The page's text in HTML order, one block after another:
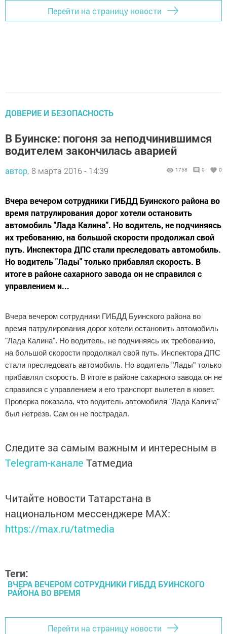
Перейти на страницу новости
ДОВЕРИЕ И БЕЗОПАСНОСТЬ
В Буинске: погоня за неподчинившимся
водителем закончилась аварией
автор, 8 марта 2016 - 14:39 1758 0 0
Вчера вечером сотрудники ГИБДД Буинского района во
время патрулирования дорог хотели остановить
автомобиль "Лада Калина". Но водитель, не подчиняясь
их требованию, на большой скорости продолжал свой
путь. Инспектора ДПС стали преследовать автомобиль.
Но водитель "Лады" только прибавлял скорость. В
итоге в районе сахарного завода он не справился с
управлением и...
Вчера вечером сотрудники ГИБДД Буинского района во
время патрулирования дорог хотели остановить автомобиль
"Лада Калина". Но водитель, не подчиняясь их требованию,
на большой скорости продолжал свой путь. Инспектора ДПС
стали преследовать автомобиль. Но водитель "Лады" только
прибавлял скорость. В итоге в районе сахарного завода он не
справился с управлением и его транспорт вылетел в кювет.
Проверка показала, что водитель автомобиля "Лада Калина"
был нетрезв. Сам он не пострадал.
Следите за самым важным и интересным в
Telegram-канале Татмедиа
Читайте новости Татарстана в
национальном мессенджере MАХ:
https://max.ru/tatmedia
Теги:
ВЧЕРА ВЕЧЕРОМ СОТРУДНИКИ ГИБДД БУИНСКОГО
РАЙОНА ВО ВРЕМЯ
Перейти на страницу новости